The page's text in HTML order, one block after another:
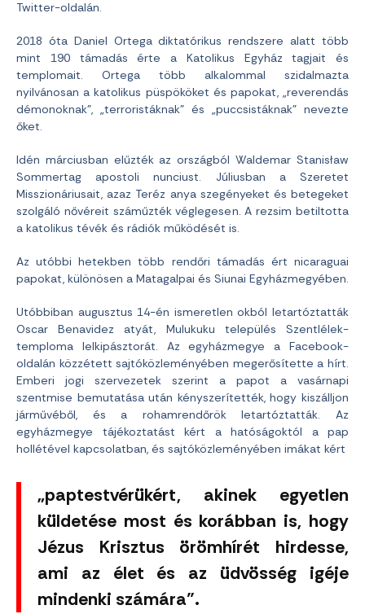
Twitter-oldalán.
2018 óta Daniel Ortega diktatórikus rendszere alatt több
mint 190 támadás érte a Katolikus Egyház tagjait és
templomait. Ortega több alkalommal szidalmazta
nyilvánosan a katolikus püspököket és papokat, „reverendás
démonoknak”, „terroristáknak” és „puccsistáknak” nevezte
őket.
Idén márciusban elűzték az országból Waldemar Stanisław
Sommertag apostoli nunciust. Júliusban a Szeretet
Misszionáriusait, azaz Teréz anya szegényeket és betegeket
szolgáló nővéreit száműzték véglegesen. A rezsim betiltotta
a katolikus tévék és rádiók működését is.
Az utóbbi hetekben több rendőri támadás ért nicaraguai
papokat, különösen a Matagalpai és Siunai Egyházmegyében.
Utóbbiban augusztus 14-én ismeretlen okból letartóztatták
Oscar Benavidez atyát, Mulukuku település Szentlélek-
temploma lelkipásztorát. Az egyházmegye a Facebook-
oldalán közzétett sajtóközleményében megerősítette a hírt.
Emberi jogi szervezetek szerint a papot a vasárnapi
szentmise bemutatása után kényszerítették, hogy kiszálljon
járművéből, és a rohamrendőrök letartóztatták. Az
egyházmegye tájékoztatást kért a hatóságoktól a pap
hollétével kapcsolatban, és sajtóközleményében imákat kért
„paptestvérükért, akinek egyetlen
küldetése most és korábban is, hogy
Jézus Krisztus örömhírét hirdesse,
ami az élet és az üdvösség igéje
mindenki számára”.